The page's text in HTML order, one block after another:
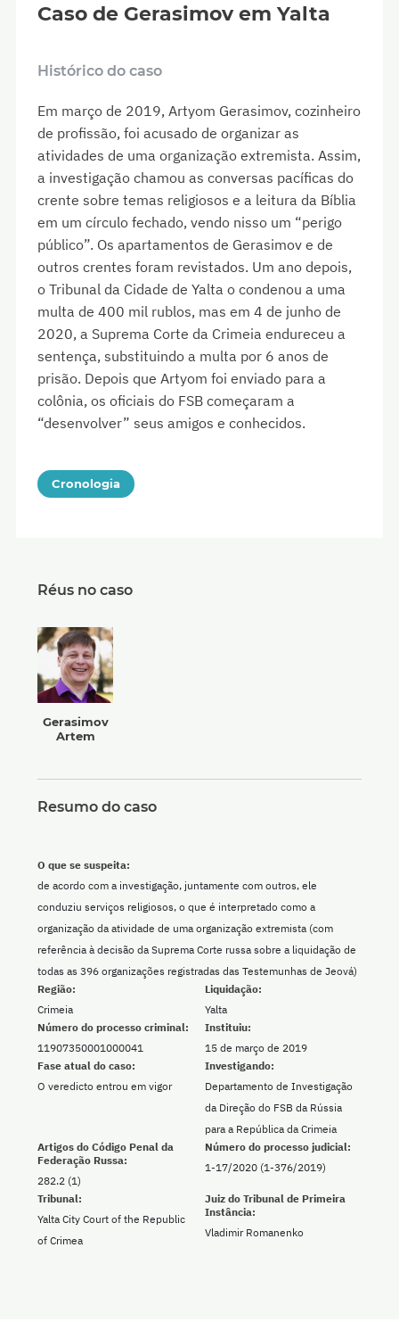
Caso de Gerasimov em Yalta
Histórico do caso
Em março de 2019, Artyom Gerasimov, cozinheiro
de profissão, foi acusado de organizar as
atividades de uma organização extremista. Assim,
a investigação chamou as conversas pacíficas do
crente sobre temas religiosos e a leitura da Bíblia
em um círculo fechado, vendo nisso um “perigo
público”. Os apartamentos de Gerasimov e de
outros crentes foram revistados. Um ano depois,
o Tribunal da Cidade de Yalta o condenou a uma
multa de 400 mil rublos, mas em 4 de junho de
2020, a Suprema Corte da Crimeia endureceu a
sentença, substituindo a multa por 6 anos de
prisão. Depois que Artyom foi enviado para a
colônia, os oficiais do FSB começaram a
“desenvolver” seus amigos e conhecidos.
Cronologia
Réus no caso
Gerasimov
Artem
Resumo do caso
Região:
Crimeia
Liquidação:
Yalta
O que se suspeita:
de acordo com a investigação, juntamente com outros, ele
conduziu serviços religiosos, o que é interpretado como a
organização da atividade de uma organização extremista (com
referência à decisão da Suprema Corte russa sobre a liquidação de
todas as 396 organizações registradas das Testemunhas de Jeová)
Número do processo criminal:
11907350001000041
Instituiu:
15 de março de 2019
Fase atual do caso:
O veredicto entrou em vigor
Investigando:
Departamento de Investigação
da Direção do FSB da Rússia
para a República da Crimeia
Artigos do Código Penal da
Federação Russa:
282.2 (1)
Número do processo judicial:
1-17/2020 (1-376/2019)
Tribunal:
Yalta City Court of the Republic
of Crimea
Juiz do Tribunal de Primeira
Instância:
Vladimir Romanenko